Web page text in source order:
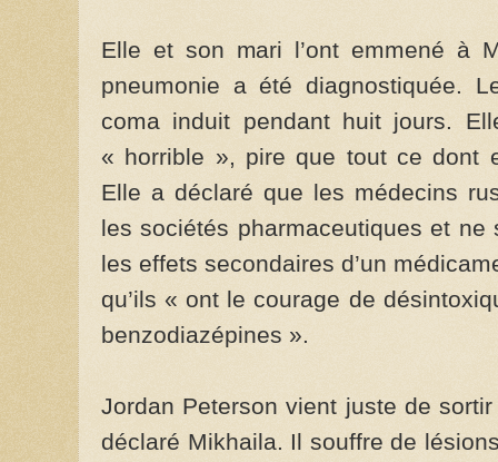
Elle et son mari l’ont emmené à
pneumonie a été diagnostiquée.
coma induit pendant huit jours.
« horrible », pire que tout ce dont
Elle a déclaré que les médecins
les sociétés pharmaceutiques et
les effets secondaires d’un
qu’ils « ont le courage de
benzodiazépines ».
Jordan Peterson vient juste de
déclaré Mikhaila. Il souffre de